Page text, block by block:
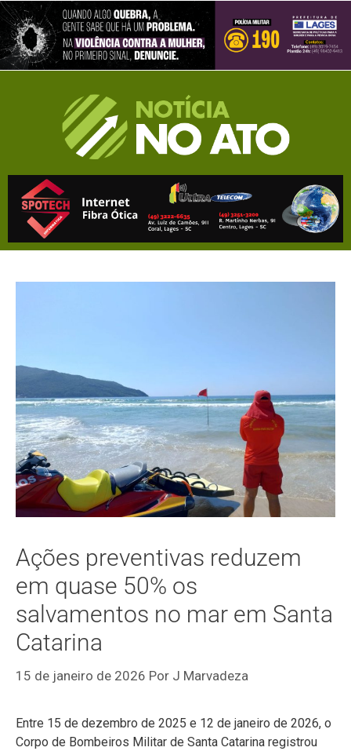
Ações preventivas reduzem
em quase 50% os
salvamentos no mar em Santa
Catarina
15 de janeiro de 2026 Por J Marvadeza
Entre 15 de dezembro de 2025 e 12 de janeiro de 2026, o
Corpo de Bombeiros Militar de Santa Catarina registrou